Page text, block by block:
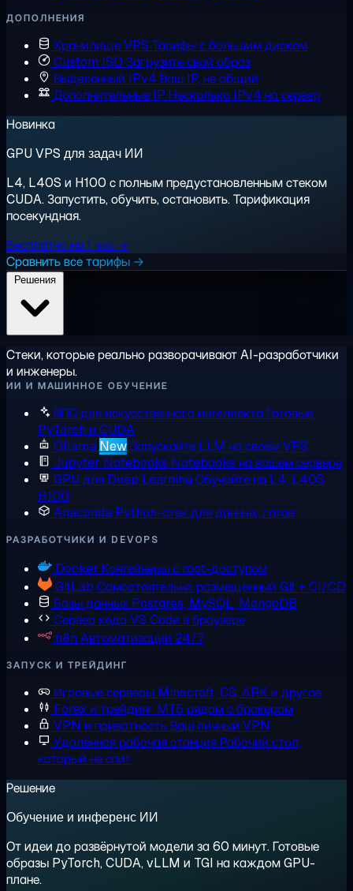
ДОПОЛНЕНИЯ
Хранилище VPS Тарифы с большим диском
Custom ISO Загрузите свой образ
Выделенный IPv4 Ваш IP, не общий
Дополнительные IP Несколько IPv4 на сервер
Новинка
GPU VPS для задач ИИ
L4, L40S и H100 с полным предустановленным стеком
CUDA. Запустить, обучить, остановить. Тарификация
посекундная.
Бесплатно на 1 час →
Сравнить все тарифы →
Стеки, которые реально разворачивают AI-разработчики
и инженеры.
ИИ И МАШИННОЕ ОБУЧЕНИЕ
ВПС для искусственного интеллектаГотовые
PyTorch и CUDA
Ollama NewЗапускайте LLM на своём VPS
Jupyter Notebooks Notebooks на вашем сервере
GPU для Deep Learning Обучайте на L4, L40S,
H100
Anaconda Python-стек для данных, готов
РАЗРАБОТЧИКИ И DEVOPS
Docker Контейнеры с root-доступом
GitLab Самостоятельно размещенный Git + CI/CD
Базы данных Postgres, MySQL, MongoDB
Сервер кодаVS Code в браузере
n8n Автоматизации 24/7
ЗАПУСК И ТРЕЙДИНГ
Игровые серверы Minecraft, CS, ARK и другое
Forex и трейдинг MT5 рядом с брокером
VPN и приватностьВаш личный VPN
Удалённая рабочая станцияРабочий стол,
который не спит
Решение
Обучение и инференс ИИ
От идеи до развёрнутой модели за 60 минут. Готовые
образы PyTorch, CUDA, vLLM и TGI на каждом GPU-
плане.